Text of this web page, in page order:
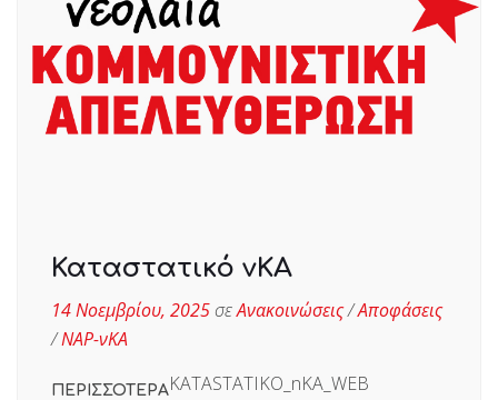
Καταστατικό νΚΑ
14 Νοεμβρίου, 2025σεΑνακοινώσεις/Αποφάσεις
/ΝΑΡ-νΚΑ
KATASTATIKO_nKA_WEB
ΠΕΡΙΣΣΟΤΕΡΑ